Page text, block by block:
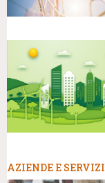
AZIENDE E SERVIZI